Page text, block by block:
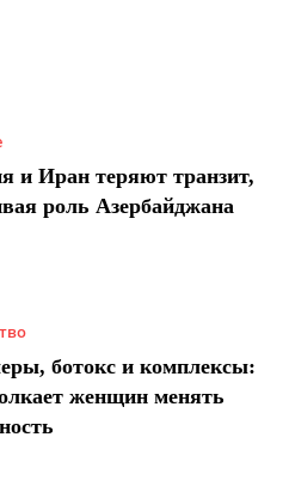
и Иран теряют транзит,
роль Азербайджана
ботокс и комплексы:
женщин менять